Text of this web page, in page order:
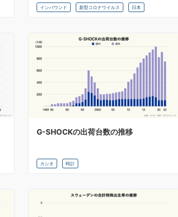
インバウンド 新型コロナウイルス 日本
G-SHOCKの出荷台数の推移
カシオ 時計